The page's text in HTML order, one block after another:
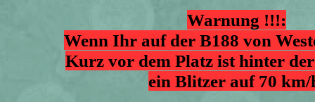
Warnung !!!:
Wenn Ihr auf der B188 von
Kurz vor dem Platz ist hinter
ein Blitzer auf 70 km/